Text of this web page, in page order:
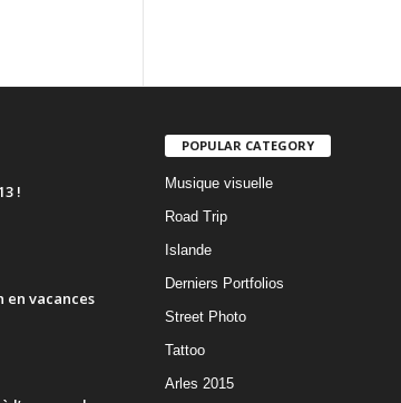
!
en vacances
POPULAR CATEGORY
Musique visuelle
Road Trip
Islande
Derniers Portfolios
Street Photo
Tattoo
Arles 2015